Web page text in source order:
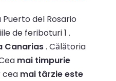
del Rosario
de feriboturi 1 .
Canarias. Călătoria
mai timpurie
cea mai târzie este